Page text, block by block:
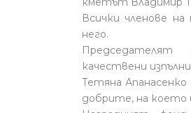
Всички членове
него.
Председателят
качествени
Тетяна
добрите, на което